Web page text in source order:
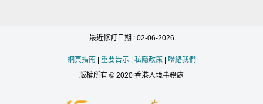
最近修訂日期 : 02-06-2026
網頁指南 重要告示| 私隱政策| 聯絡我們
版權所有 © 2020 香港入境事務處